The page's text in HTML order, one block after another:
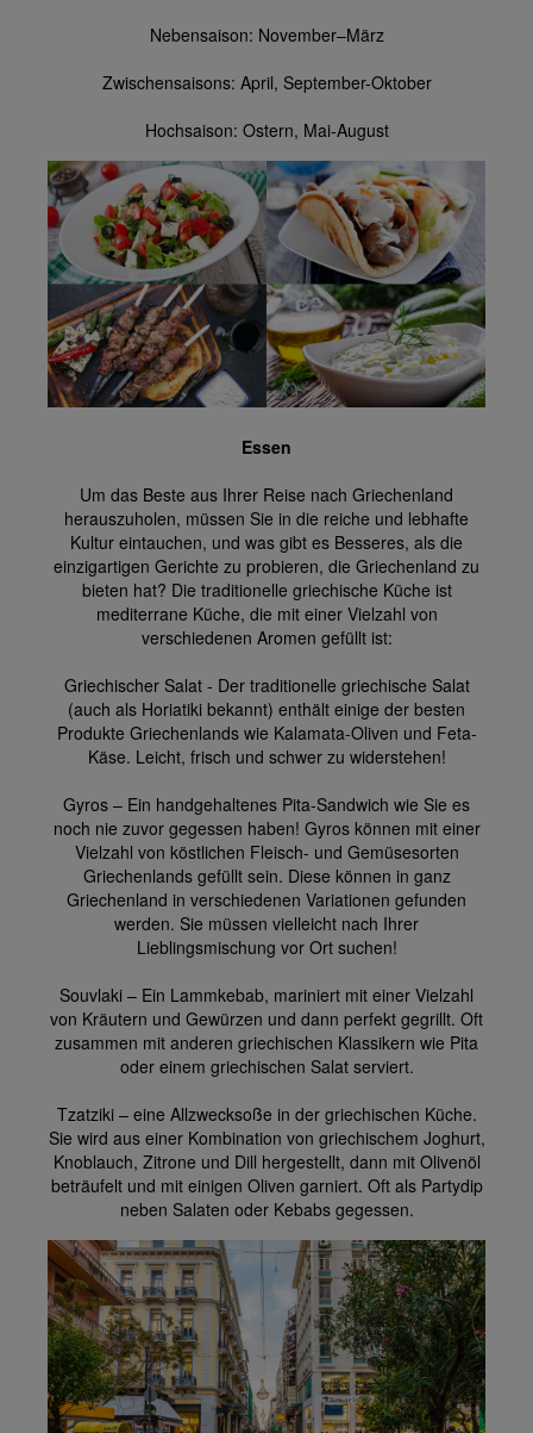
Nebensaison: November–März
Zwischensaisons: April, September-Oktober
Hochsaison: Ostern, Mai-August
Essen
Um das Beste aus Ihrer Reise nach Griechenland
herauszuholen, müssen Sie in die reiche und lebhafte
Kultur eintauchen, und was gibt es Besseres, als die
einzigartigen Gerichte zu probieren, die Griechenland zu
bieten hat? Die traditionelle griechische Küche ist
mediterrane Küche, die mit einer Vielzahl von
verschiedenen Aromen gefüllt ist:
Griechischer Salat - Der traditionelle griechische Salat
(auch als Horiatiki bekannt) enthält einige der besten
Produkte Griechenlands wie Kalamata-Oliven und Feta-
Käse. Leicht, frisch und schwer zu widerstehen!
Gyros – Ein handgehaltenes Pita-Sandwich wie Sie es
noch nie zuvor gegessen haben! Gyros können mit einer
Vielzahl von köstlichen Fleisch- und Gemüsesorten
Griechenlands gefüllt sein. Diese können in ganz
Griechenland in verschiedenen Variationen gefunden
werden. Sie müssen vielleicht nach Ihrer
Lieblingsmischung vor Ort suchen!
Souvlaki – Ein Lammkebab, mariniert mit einer Vielzahl
von Kräutern und Gewürzen und dann perfekt gegrillt. Oft
zusammen mit anderen griechischen Klassikern wie Pita
oder einem griechischen Salat serviert.
Tzatziki – eine Allzwecksoße in der griechischen Küche.
Sie wird aus einer Kombination von griechischem Joghurt,
Knoblauch, Zitrone und Dill hergestellt, dann mit Olivenöl
beträufelt und mit einigen Oliven garniert. Oft als Partydip
neben Salaten oder Kebabs gegessen.